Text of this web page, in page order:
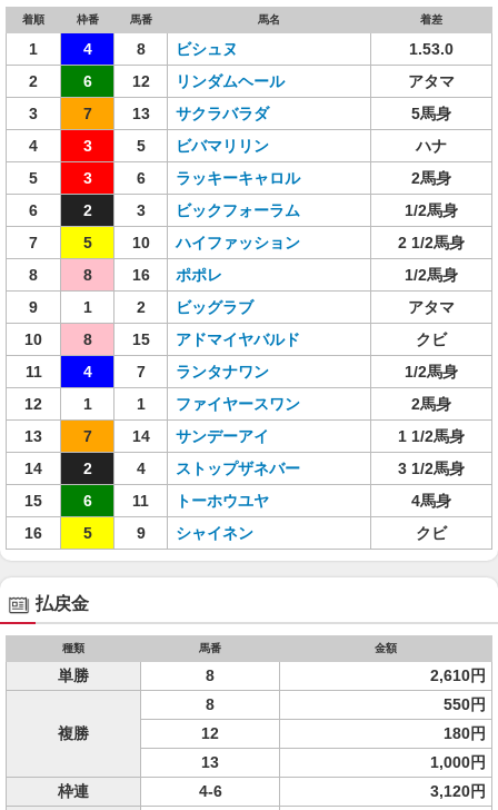
着順 枠番 馬番 馬名 着差
1 4 8 ビシュヌ
1.53.0
2
6 12 リンダムヘール
アタマ
3
7 13 サクラバラダ
5馬身
4
3 5 ビバマリリン
ハナ
5
3 6 ラッキーキャロル
2馬身
6
2 3 ビックフォーラム
1/2馬身
7
5 10 ハイファッション
2 1/2馬身
8
8 16 ポポレ
1/2馬身
9
1 2 ビッグラブ
アタマ
10
8 15 アドマイヤバルド
クビ
11
4 7 ランタナワン
1/2馬身
12
1 1 ファイヤースワン
2馬身
13
7 14 サンデーアイ
1 1/2馬身
14
2 4 ストップザネバー
3 1/2馬身
15
6 11 トーホウユヤ
4馬身
16
5 9 シャイネン クビ
払戻金
種類 馬番 金額
単勝 8 2,610円
複勝
8
550円
12
180円
13
1,000円
枠連
4-6
3,120円